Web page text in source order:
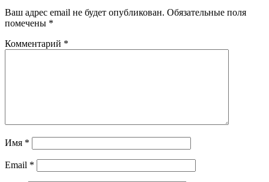
Ваш адрес email не будет опубликован. Обязательные поля
помечены *
Комментарий *
Имя *
Email *